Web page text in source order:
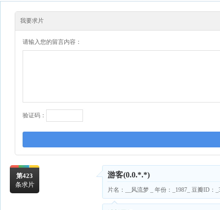
我要求片
请输入您的留言内容：
验证码：
第423
条求片
游客(0.0.*.*)
片名：__风流梦 _ 年份：_1987_ 豆瓣ID：